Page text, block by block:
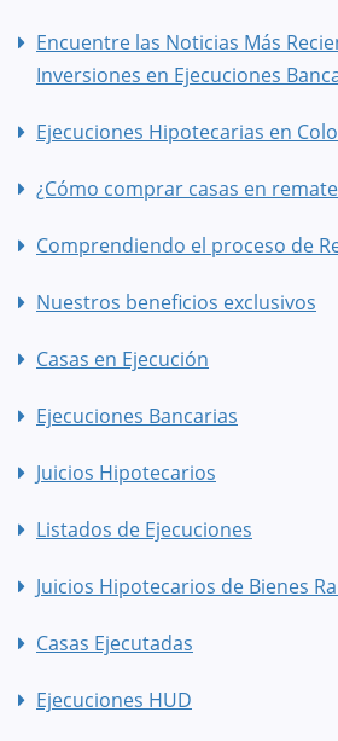
Encuentre las Noticias Más
Inversiones en Ejecuciones
Ejecuciones Hipotecarias en
¿Cómo comprar casas en
Comprendiendo el proceso de
Nuestros beneficios exclusivos
Casas en Ejecución
Ejecuciones Bancarias
Juicios Hipotecarios
Listados de Ejecuciones
Juicios Hipotecarios de Bienes
Casas Ejecutadas
Ejecuciones HUD